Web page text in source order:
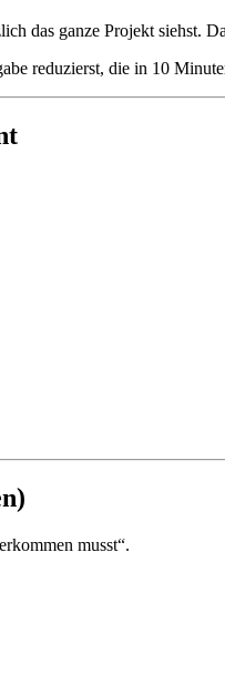
das ganze Projekt siehst.
reduzierst, die in 10
musst“.